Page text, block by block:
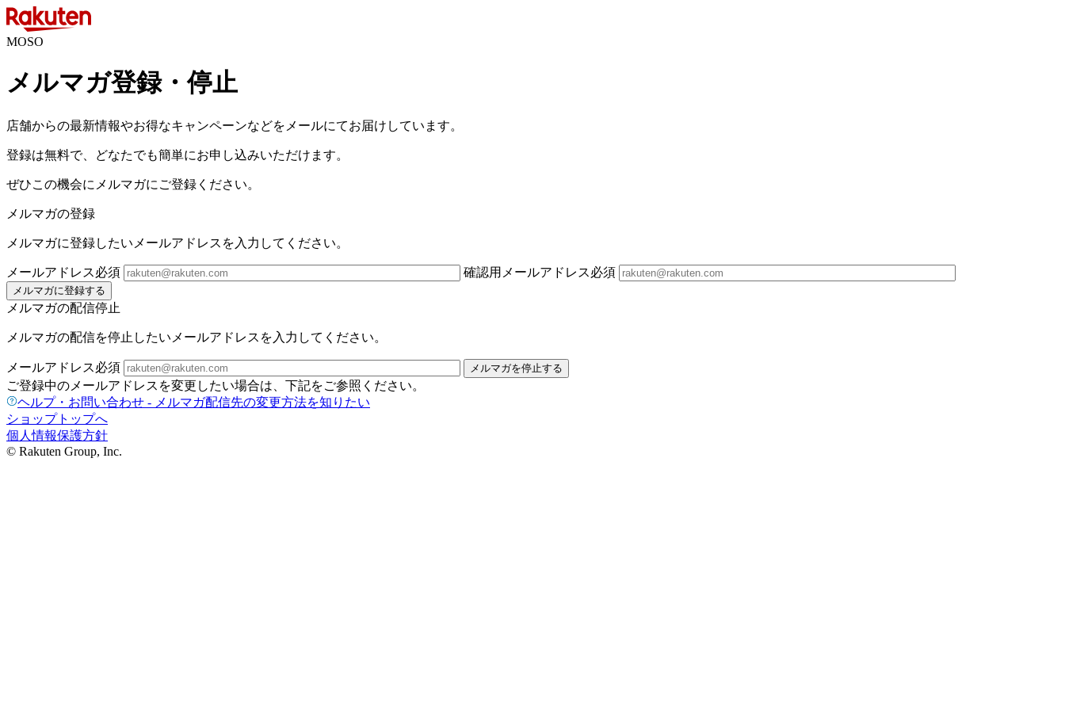
MOSO
メルマガ登録・停止
店舗からの最新情報やお得なキャンペーンなどをメールにてお届けしています。
登録は無料で、どなたでも簡単にお申し込みいただけます。
ぜひこの機会にメルマガにご登録ください。
メルマガの登録
メルマガに登録したいメールアドレスを入力してください。
メールアドレス必須 確認用メールアドレス必須
メルマガに登録する
メルマガの配信停止
メルマガの配信を停止したいメールアドレスを入力してください。
メールアドレス必須 メルマガを停止する
ご登録中のメールアドレスを変更したい場合は、下記をご参照ください。
ヘルプ・お問い合わせ - メルマガ配信先の変更方法を知りたい
ショップトップへ
個人情報保護方針
© Rakuten Group, Inc.